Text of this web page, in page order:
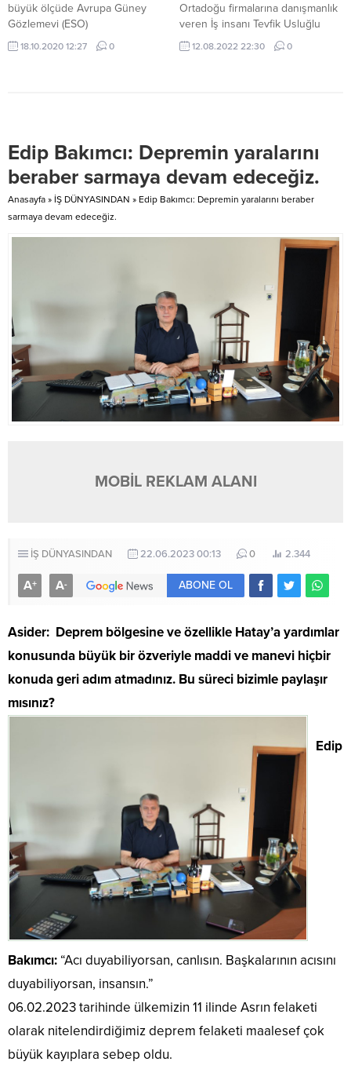
büyük ölçüde Avrupa Güney
Gözlemevi (ESO)
teleskoplarından faydalanan bilim
insanları, 215 milyon ışık yılı
18.10.2020 12:27 0
Ortadoğu firmalarına danışmanlık
veren İş insanı Tevfik Usluğlu
Türk şirketlerinin ortadoğudaki iş
potansiyeli hakkında uyarılarda
belirtti. Tevfik Usluoğlu sözlerini
şöyle sürdürdü. “Yatırım için
ortadoğuyu iyi kavramak gerek.
Doğru adımlarla ciddi...
12.08.2022 22:30 0
Edip Bakımcı: Depremin yaralarını
beraber sarmaya devam edeceğiz.
Anasayfa » İŞ DÜNYASINDAN » Edip Bakımcı: Depremin yaralarını beraber
sarmaya devam edeceğiz.
MOBİL REKLAM ALANI
İŞ DÜNYASINDAN 22.06.2023 00:13 0 2.344
A+ A- ABONE OL
Asider: Deprem bölgesine ve özellikle Hatay’a yardımlar
konusunda büyük bir özveriyle maddi ve manevi hiçbir
konuda geri adım atmadınız. Bu süreci bizimle paylaşır
mısınız?
Edip
Bakımcı: “Acı duyabiliyorsan, canlısın. Başkalarının acısını
duyabiliyorsan, insansın.”
06.02.2023 tarihinde ülkemizin 11 ilinde Asrın felaketi
olarak nitelendirdiğimiz deprem felaketi maalesef çok
büyük kayıplara sebep oldu.